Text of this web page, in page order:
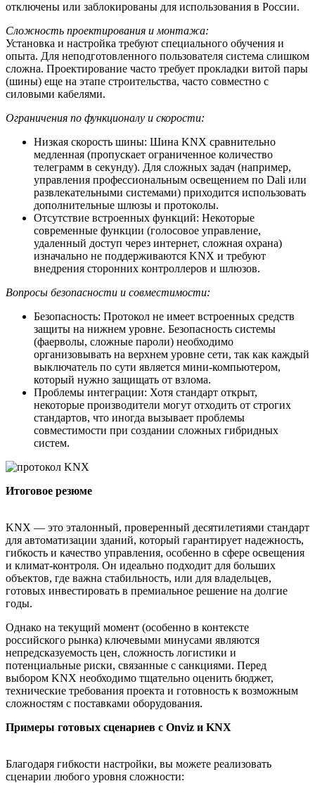
отключены или заблокированы для использования в России.
Сложность проектирования и монтажа:
Установка и настройка требуют специального обучения и
опыта. Для неподготовленного пользователя система слишком
сложна. Проектирование часто требует прокладки витой пары
(шины) еще на этапе строительства, часто совместно с
силовыми кабелями.
Ограничения по функционалу и скорости:
Низкая скорость шины: Шина KNX сравнительно
медленная (пропускает ограниченное количество
телеграмм в секунду). Для сложных задач (например,
управления профессиональным освещением по Dali или
развлекательными системами) приходится использовать
дополнительные шлюзы и протоколы.
Отсутствие встроенных функций: Некоторые
современные функции (голосовое управление,
удаленный доступ через интернет, сложная охрана)
изначально не поддерживаются KNX и требуют
внедрения сторонних контроллеров и шлюзов.
Вопросы безопасности и совместимости:
Безопасность: Протокол не имеет встроенных средств
защиты на нижнем уровне. Безопасность системы
(фаерволы, сложные пароли) необходимо
организовывать на верхнем уровне сети, так как каждый
выключатель по сути является мини-компьютером,
который нужно защищать от взлома.
Проблемы интеграции: Хотя стандарт открыт,
некоторые производители могут отходить от строгих
стандартов, что иногда вызывает проблемы
совместимости при создании сложных гибридных
систем.
Итоговое резюме
KNX — это эталонный, проверенный десятилетиями стандарт
для автоматизации зданий, который гарантирует надежность,
гибкость и качество управления, особенно в сфере освещения
и климат-контроля. Он идеально подходит для больших
объектов, где важна стабильность, или для владельцев,
готовых инвестировать в премиальное решение на долгие
годы.
Однако на текущий момент (особенно в контексте
российского рынка) ключевыми минусами являются
непредсказуемость цен, сложность логистики и
потенциальные риски, связанные с санкциями. Перед
выбором KNX необходимо тщательно оценить бюджет,
технические требования проекта и готовность к возможным
сложностям с поставками оборудования.
Примеры готовых сценариев с Onviz и KNX
Благодаря гибкости настройки, вы можете реализовать
сценарии любого уровня сложности: